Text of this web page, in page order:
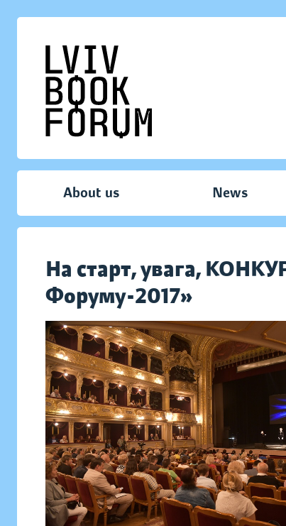
About us News
На старт, увага,
Форуму-2017»